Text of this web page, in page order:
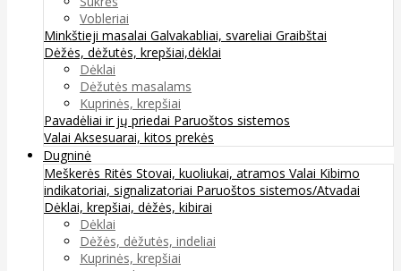
Vobleriai
Minkštieji masalai Galvakabliai, svareliai Graibštai
Dėžės, dėžutės, krepšiai,dėklai
Dėklai
Dėžutės masalams
Kuprinės, krepšiai
Pavadėliai ir jų priedai Paruoštos sistemos
Valai Aksesuarai, kitos prekės
Dugninė
Meškerės Ritės Stovai, kuoliukai, atramos Valai Kibimo
indikatoriai, signalizatoriai Paruoštos sistemos/Atvadai
Dėklai, krepšiai, dėžės, kibirai
Dėklai
Dėžės, dėžutės, indeliai
Kuprinės, krepšiai